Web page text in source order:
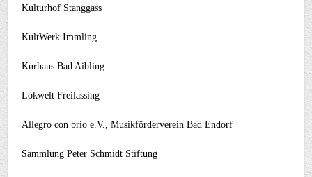
Kulturhof Stanggass
KultWerk Immling
Kurhaus Bad Aibling
Lokwelt Freilassing
Allegro con brio e.V., Musikförderverein Bad Endorf
Sammlung Peter Schmidt Stiftung